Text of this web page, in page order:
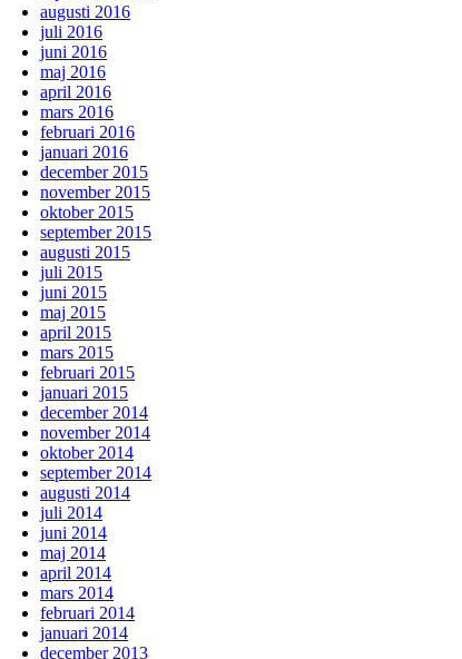
augusti 2016
juli 2016
juni 2016
maj 2016
april 2016
mars 2016
februari 2016
januari 2016
december 2015
november 2015
oktober 2015
september 2015
augusti 2015
juli 2015
juni 2015
maj 2015
april 2015
mars 2015
februari 2015
januari 2015
december 2014
november 2014
oktober 2014
september 2014
augusti 2014
juli 2014
juni 2014
maj 2014
april 2014
mars 2014
februari 2014
januari 2014
december 2013